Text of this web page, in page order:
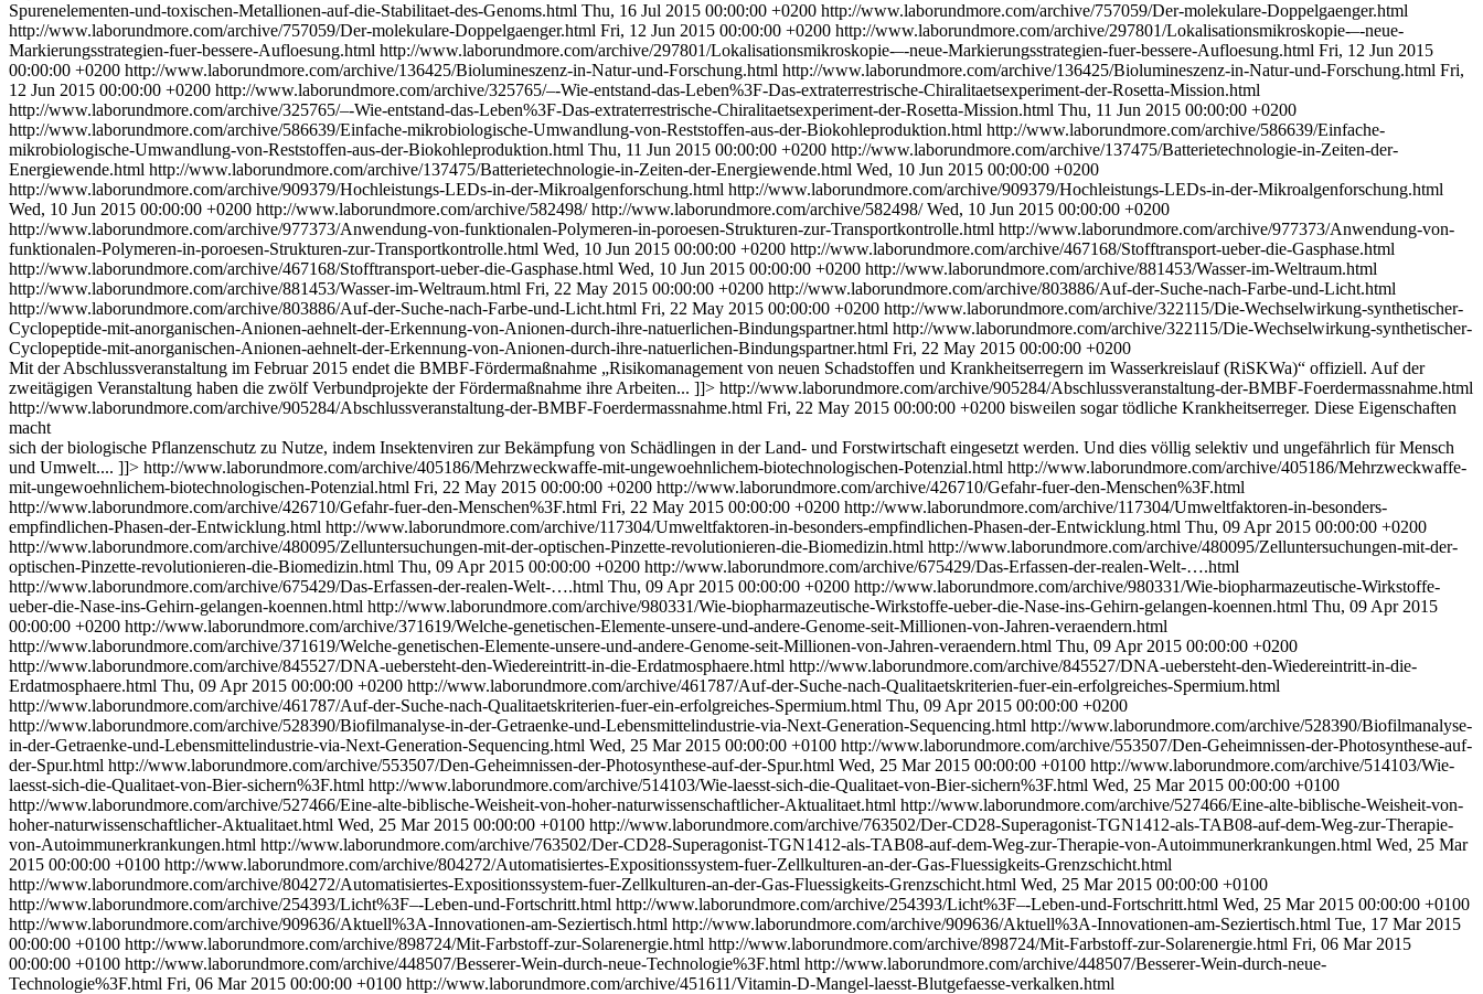
Spurenelementen-und-toxischen-Metallionen-auf-die-Stabilitaet-des-Genoms.html Thu, 16 Jul 2015 00:00:00 +0200 http://www.laborundmore.com/archive/757059/Der-molekulare-Doppelgaenger.html
http://www.laborundmore.com/archive/757059/Der-molekulare-Doppelgaenger.html Fri, 12 Jun 2015 00:00:00 +0200 http://www.laborundmore.com/archive/297801/Lokalisationsmikroskopie-–-neue-
Markierungsstrategien-fuer-bessere-Aufloesung.html http://www.laborundmore.com/archive/297801/Lokalisationsmikroskopie-–-neue-Markierungsstrategien-fuer-bessere-Aufloesung.html Fri, 12 Jun 2015
00:00:00 +0200 http://www.laborundmore.com/archive/136425/Biolumineszenz-in-Natur-und-Forschung.html http://www.laborundmore.com/archive/136425/Biolumineszenz-in-Natur-und-Forschung.html Fri,
12 Jun 2015 00:00:00 +0200 http://www.laborundmore.com/archive/325765/–-Wie-entstand-das-Leben%3F-Das-extraterrestrische-Chiralitaetsexperiment-der-Rosetta-Mission.html
http://www.laborundmore.com/archive/325765/–-Wie-entstand-das-Leben%3F-Das-extraterrestrische-Chiralitaetsexperiment-der-Rosetta-Mission.html Thu, 11 Jun 2015 00:00:00 +0200
http://www.laborundmore.com/archive/586639/Einfache-mikrobiologische-Umwandlung-von-Reststoffen-aus-der-Biokohleproduktion.html http://www.laborundmore.com/archive/586639/Einfache-
mikrobiologische-Umwandlung-von-Reststoffen-aus-der-Biokohleproduktion.html Thu, 11 Jun 2015 00:00:00 +0200 http://www.laborundmore.com/archive/137475/Batterietechnologie-in-Zeiten-der-
Energiewende.html http://www.laborundmore.com/archive/137475/Batterietechnologie-in-Zeiten-der-Energiewende.html Wed, 10 Jun 2015 00:00:00 +0200
http://www.laborundmore.com/archive/909379/Hochleistungs-LEDs-in-der-Mikroalgenforschung.html http://www.laborundmore.com/archive/909379/Hochleistungs-LEDs-in-der-Mikroalgenforschung.html
Wed, 10 Jun 2015 00:00:00 +0200 http://www.laborundmore.com/archive/582498/http://www.laborundmore.com/archive/582498/Wed, 10 Jun 2015 00:00:00 +0200
http://www.laborundmore.com/archive/977373/Anwendung-von-funktionalen-Polymeren-in-poroesen-Strukturen-zur-Transportkontrolle.html http://www.laborundmore.com/archive/977373/Anwendung-von-
funktionalen-Polymeren-in-poroesen-Strukturen-zur-Transportkontrolle.html Wed, 10 Jun 2015 00:00:00 +0200 http://www.laborundmore.com/archive/467168/Stofftransport-ueber-die-Gasphase.html
http://www.laborundmore.com/archive/467168/Stofftransport-ueber-die-Gasphase.html Wed, 10 Jun 2015 00:00:00 +0200 http://www.laborundmore.com/archive/881453/Wasser-im-Weltraum.html
http://www.laborundmore.com/archive/881453/Wasser-im-Weltraum.html Fri, 22 May 2015 00:00:00 +0200 http://www.laborundmore.com/archive/803886/Auf-der-Suche-nach-Farbe-und-Licht.html
http://www.laborundmore.com/archive/803886/Auf-der-Suche-nach-Farbe-und-Licht.html Fri, 22 May 2015 00:00:00 +0200 http://www.laborundmore.com/archive/322115/Die-Wechselwirkung-synthetischer-
Cyclopeptide-mit-anorganischen-Anionen-aehnelt-der-Erkennung-von-Anionen-durch-ihre-natuerlichen-Bindungspartner.html http://www.laborundmore.com/archive/322115/Die-Wechselwirkung-synthetischer-
Cyclopeptide-mit-anorganischen-Anionen-aehnelt-der-Erkennung-von-Anionen-durch-ihre-natuerlichen-Bindungspartner.html Fri, 22 May 2015 00:00:00 +0200
Mit der Abschlussveranstaltung im Februar 2015 endet die BMBF-Fördermaßnahme „Risikomanagement von neuen Schadstoffen und Krankheits­erregern im Wasserkreislauf (RiSKWa)“ offiziell. Auf der
zweitägigen ­Veranstaltung haben die zwölf Verbundprojekte der Fördermaßnahme ihre Arbeiten... ]]> http://www.laborundmore.com/archive/905284/Abschlussveranstaltung-der-BMBF-Foerdermassnahme.html
http://www.laborundmore.com/archive/905284/Abschlussveranstaltung-der-BMBF-Foerdermassnahme.html Fri, 22 May 2015 00:00:00 +0200 bisweilen sogar tödliche Krankheitserreger. Diese Eigenschaften
macht
sich der biologische Pflanzenschutz zu Nutze, indem Insektenviren zur ­Bekämpfung von Schädlingen in der Land- und Forstwirtschaft eingesetzt ­werden. Und dies völlig selektiv und ungefährlich für Mensch
und Umwelt.... ]]> http://www.laborundmore.com/archive/405186/Mehrzweckwaffe-mit-ungewoehnlichem-biotechnologischen-Potenzial.html http://www.laborundmore.com/archive/405186/Mehrzweckwaffe-
mit-ungewoehnlichem-biotechnologischen-Potenzial.html Fri, 22 May 2015 00:00:00 +0200 http://www.laborundmore.com/archive/426710/Gefahr-fuer-den-Menschen%3F.html
http://www.laborundmore.com/archive/426710/Gefahr-fuer-den-Menschen%3F.html Fri, 22 May 2015 00:00:00 +0200 http://www.laborundmore.com/archive/117304/Umweltfaktoren-in-besonders-
empfindlichen-Phasen-der-Entwicklung.html http://www.laborundmore.com/archive/117304/Umweltfaktoren-in-besonders-empfindlichen-Phasen-der-Entwicklung.html Thu, 09 Apr 2015 00:00:00 +0200
http://www.laborundmore.com/archive/480095/Zelluntersuchungen-mit-der-optischen-Pinzette-revolutionieren-die-Biomedizin.html http://www.laborundmore.com/archive/480095/Zelluntersuchungen-mit-der-
optischen-Pinzette-revolutionieren-die-Biomedizin.html Thu, 09 Apr 2015 00:00:00 +0200 http://www.laborundmore.com/archive/675429/Das-Erfassen-der-realen-Welt-….html
http://www.laborundmore.com/archive/675429/Das-Erfassen-der-realen-Welt-….html Thu, 09 Apr 2015 00:00:00 +0200 http://www.laborundmore.com/archive/980331/Wie-biopharmazeutische-Wirkstoffe-
ueber-die-Nase-ins-Gehirn-gelangen-koennen.html http://www.laborundmore.com/archive/980331/Wie-biopharmazeutische-Wirkstoffe-ueber-die-Nase-ins-Gehirn-gelangen-koennen.html Thu, 09 Apr 2015
00:00:00 +0200 http://www.laborundmore.com/archive/371619/Welche-genetischen-Elemente-unsere-und-andere-Genome-seit-Millionen-von-Jahren-veraendern.html
http://www.laborundmore.com/archive/371619/Welche-genetischen-Elemente-unsere-und-andere-Genome-seit-Millionen-von-Jahren-veraendern.html Thu, 09 Apr 2015 00:00:00 +0200
http://www.laborundmore.com/archive/845527/DNA-uebersteht-den-Wiedereintritt-in-die-Erdatmosphaere.html http://www.laborundmore.com/archive/845527/DNA-uebersteht-den-Wiedereintritt-in-die-
Erdatmosphaere.html Thu, 09 Apr 2015 00:00:00 +0200 http://www.laborundmore.com/archive/461787/Auf-der-Suche-nach-Qualitaetskriterien-fuer-ein-erfolgreiches-Spermium.html
http://www.laborundmore.com/archive/461787/Auf-der-Suche-nach-Qualitaetskriterien-fuer-ein-erfolgreiches-Spermium.html Thu, 09 Apr 2015 00:00:00 +0200
http://www.laborundmore.com/archive/528390/Biofilmanalyse-in-der-Getraenke-und-Lebensmittelindustrie-via-Next-Generation-Sequencing.html http://www.laborundmore.com/archive/528390/Biofilmanalyse-
in-der-Getraenke-und-Lebensmittelindustrie-via-Next-Generation-Sequencing.html Wed, 25 Mar 2015 00:00:00 +0100 http://www.laborundmore.com/archive/553507/Den-Geheimnissen-der-Photosynthese-auf-
der-Spur.html http://www.laborundmore.com/archive/553507/Den-Geheimnissen-der-Photosynthese-auf-der-Spur.html Wed, 25 Mar 2015 00:00:00 +0100 http://www.laborundmore.com/archive/514103/Wie-
laesst-sich-die-Qualitaet-von-Bier-sichern%3F.html http://www.laborundmore.com/archive/514103/Wie-laesst-sich-die-Qualitaet-von-Bier-sichern%3F.html Wed, 25 Mar 2015 00:00:00 +0100
http://www.laborundmore.com/archive/527466/Eine-alte-biblische-Weisheit-von-hoher-naturwissenschaftlicher-Aktualitaet.html http://www.laborundmore.com/archive/527466/Eine-alte-biblische-Weisheit-von-
hoher-naturwissenschaftlicher-Aktualitaet.html Wed, 25 Mar 2015 00:00:00 +0100 http://www.laborundmore.com/archive/763502/Der-CD28-Superagonist-TGN1412-als-TAB08-auf-dem-Weg-zur-Therapie-
von-Autoimmunerkrankungen.html http://www.laborundmore.com/archive/763502/Der-CD28-Superagonist-TGN1412-als-TAB08-auf-dem-Weg-zur-Therapie-von-Autoimmunerkrankungen.html Wed, 25 Mar
2015 00:00:00 +0100 http://www.laborundmore.com/archive/804272/Automatisiertes-Expositionssystem-fuer-Zellkulturen-an-der-Gas-Fluessigkeits-Grenzschicht.html
http://www.laborundmore.com/archive/804272/Automatisiertes-Expositionssystem-fuer-Zellkulturen-an-der-Gas-Fluessigkeits-Grenzschicht.html Wed, 25 Mar 2015 00:00:00 +0100
http://www.laborundmore.com/archive/254393/Licht%3F–-Leben-und-Fortschritt.html http://www.laborundmore.com/archive/254393/Licht%3F–-Leben-und-Fortschritt.html Wed, 25 Mar 2015 00:00:00 +0100
http://www.laborundmore.com/archive/909636/Aktuell%3A-Innovationen-am-Seziertisch.html http://www.laborundmore.com/archive/909636/Aktuell%3A-Innovationen-am-Seziertisch.html Tue, 17 Mar 2015
00:00:00 +0100 http://www.laborundmore.com/archive/898724/Mit-Farbstoff-zur-Solarenergie.html http://www.laborundmore.com/archive/898724/Mit-Farbstoff-zur-Solarenergie.html Fri, 06 Mar 2015
00:00:00 +0100 http://www.laborundmore.com/archive/448507/Besserer-Wein-durch-neue-Technologie%3F.html http://www.laborundmore.com/archive/448507/Besserer-Wein-durch-neue-
Technologie%3F.html Fri, 06 Mar 2015 00:00:00 +0100 http://www.laborundmore.com/archive/451611/Vitamin-D-Mangel-laesst-Blutgefaesse-verkalken.html